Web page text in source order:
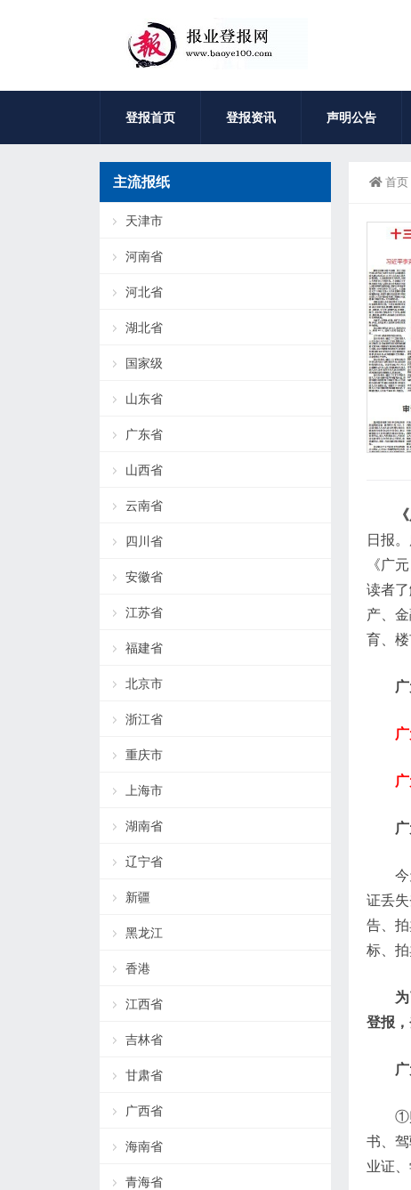
登报首页 登报资讯 声明公告
首页
日报
《广
读者
产、
育、
证丢
告、
标、
登报
①
书、
业证
主流报纸
天津市
河南省
河北省
湖北省
国家级
山东省
广东省
山西省
云南省
四川省
安徽省
江苏省
福建省
北京市
浙江省
重庆市
上海市
湖南省
辽宁省
新疆
黑龙江
香港
江西省
吉林省
甘肃省
广西省
海南省
青海省